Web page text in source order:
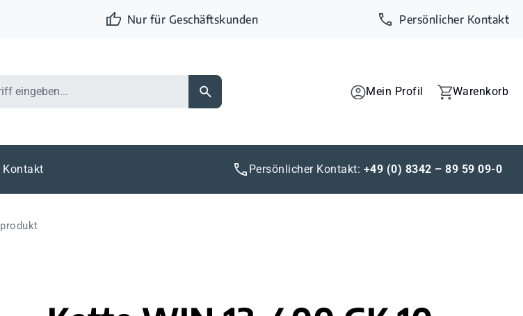
Nur für Geschäftskunden Persönlicher Kontakt
Mein Profil Warenkorb
Kontakt Persönlicher Kontakt: +49 (0) 8342 – 89 59 09-0
produkt